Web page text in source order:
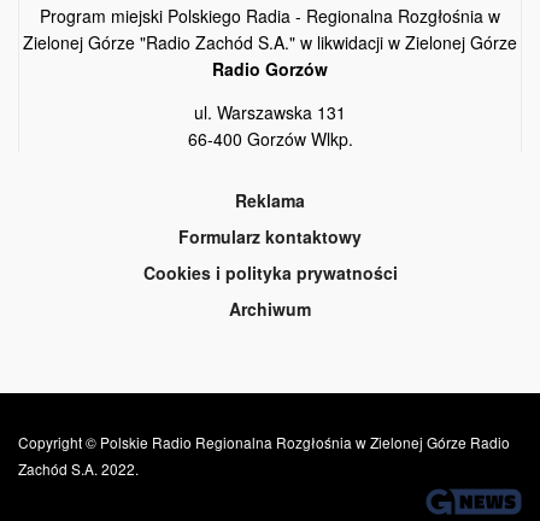
Program miejski Polskiego Radia - Regionalna Rozgłośnia w
Zielonej Górze "Radio Zachód S.A." w likwidacji w Zielonej Górze
Radio Gorzów
ul. Warszawska 131
66-400 Gorzów Wlkp.
Reklama
Formularz kontaktowy
Cookies i polityka prywatności
Archiwum
Copyright © Polskie Radio Regionalna Rozgłośnia w Zielonej Górze Radio
Zachód S.A. 2022.